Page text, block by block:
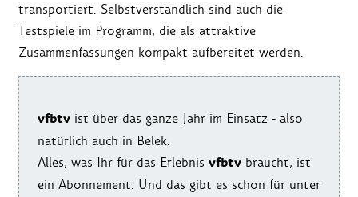
transportiert. Selbstverständlich sind auch die
Testspiele im Programm, die als attraktive
Zusammenfassungen kompakt aufbereitet werden.
vfbtv ist über das ganze Jahr im Einsatz - also
natürlich auch in Belek.
Alles, was Ihr für das Erlebnis vfbtv braucht, ist
ein Abonnement. Und das gibt es schon für unter